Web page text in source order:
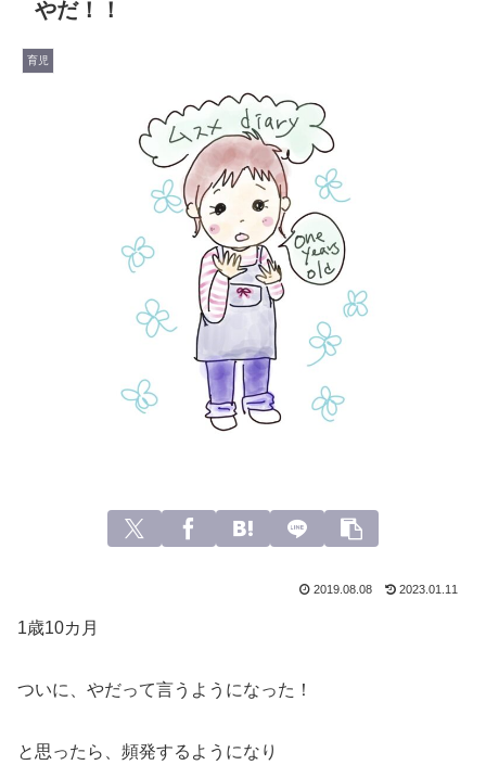
やだ！！
育児
2019.08.08 2023.01.11
1歳10カ月
ついに、やだって言うようになった！
と思ったら、頻発するようになり